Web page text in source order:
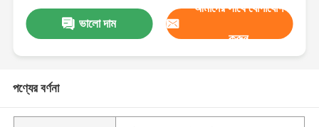
ভালো দাম
আমাদের সাথে যোগাযোগ
করুন
পণ্যের বর্ণনা